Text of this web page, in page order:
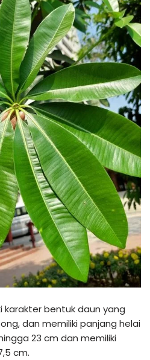
karakter bentuk daun yang
dan memiliki panjang helai
23 cm dan memiliki
cm.